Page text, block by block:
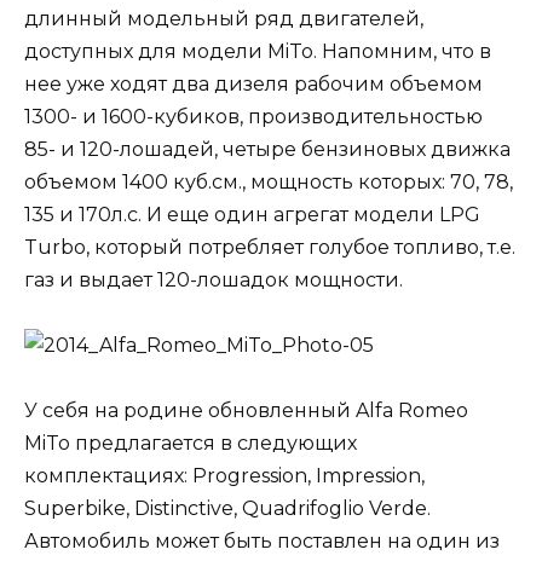
длинный модельный ряд двигателей,
доступных для модели MiTo. Напомним, что в
нее уже ходят два дизеля рабочим объемом
1300- и 1600-кубиков, производительностью
85- и 120-лошадей, четыре бензиновых движка
объемом 1400 куб.см., мощность которых: 70, 78,
135 и 170л.с. И еще один агрегат модели LPG
Turbo, который потребляет голубое топливо, т.е.
газ и выдает 120-лошадок мощности.
У себя на родине обновленный Alfa Romeo
MiTo предлагается в следующих
комплектациях: Progression, Impression,
Superbike, Distinctive, Quadrifoglio Verde.
Автомобиль может быть поставлен на один из